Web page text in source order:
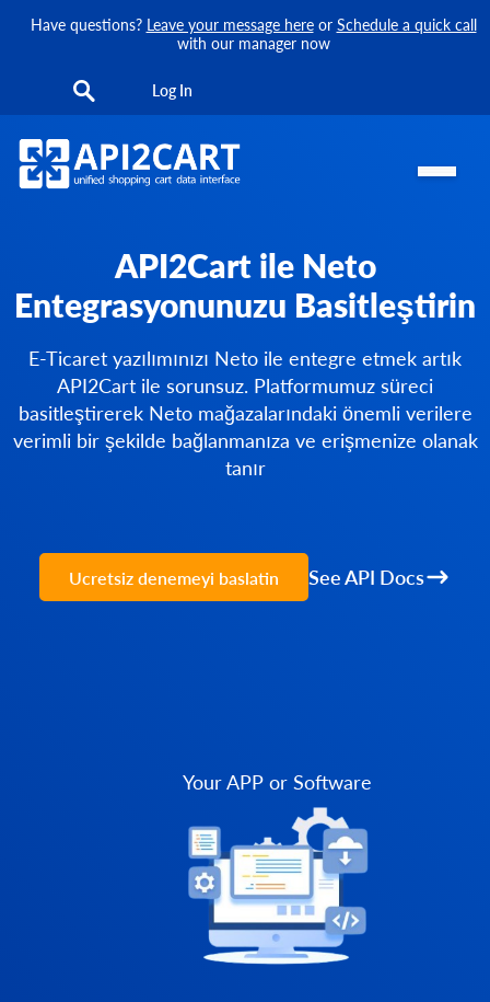
Have questions? Leave your message hereor Schedule a quick call
with our manager now
Log In
API2Cart ile Neto
Entegrasyonunuzu Basitleştirin
E-Ticaret yazılımınızı Neto ile entegre etmek artık
API2Cart ile sorunsuz. Platformumuz süreci
basitleştirerek Neto mağazalarındaki önemli verilere
verimli bir şekilde bağlanmanıza ve erişmenize olanak
tanır
Ucretsiz denemeyi baslatin See API Docs
Your APP or Software